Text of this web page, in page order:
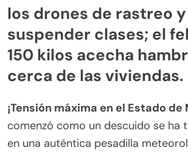
los drones de rastreo
suspender clases; el
150 kilos acecha
cerca de las viviendas.
¡Tensión máxima en el Estado de
comenzó como un descuido se ha
en una auténtica pesadilla